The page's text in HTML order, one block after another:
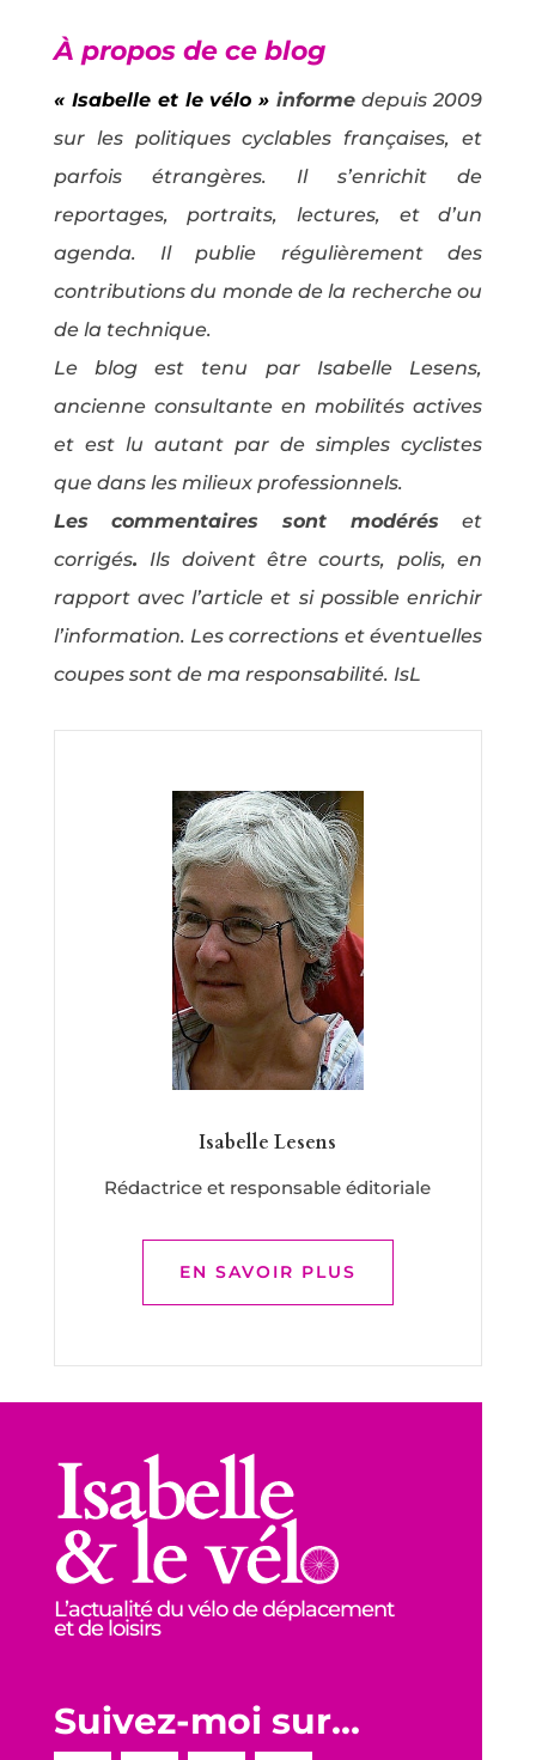
À propos de ce blog
« Isabelle et le vélo » informe depuis 2009
sur les politiques cyclables françaises, et
parfois étrangères. Il s’enrichit de
reportages, portraits, lectures, et d’un
agenda. Il publie régulièrement des
contributions du monde de la recherche ou
de la technique.
Le blog est tenu par Isabelle Lesens,
ancienne consultante en mobilités actives
et est lu autant par de simples cyclistes
que dans les milieux professionnels.
Les commentaires sont modéréset
corrigés. Ils doivent être courts, polis, en
rapport avec l’article et si possible enrichir
l’information. Les corrections et éventuelles
coupes sont de ma responsabilité. IsL
Isabelle Lesens
Rédactrice et responsable éditoriale
EN SAVOIR PLUS
L’actualité du vélo de déplacement
et de loisirs
Suivez-moi sur…